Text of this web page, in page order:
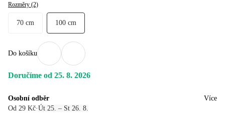
Rozměry (2)
70 cm 100 cm
Do košíku
Doručíme od 25. 8. 2026
Osobní odběr
Od 29 Kč·Út 25. – St 26. 8.
Více